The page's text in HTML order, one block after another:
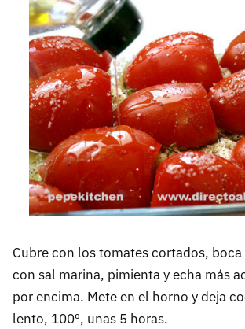
Cubre con los tomates cortados, boca
con sal marina, pimienta y echa más
por encima. Mete en el horno y deja
lento, 100º, unas 5 horas.